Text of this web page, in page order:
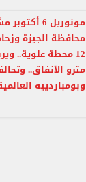
مونوريل 6
12 محطة علوية..
مترو الأنفاق..
وبومباردييه العالمية